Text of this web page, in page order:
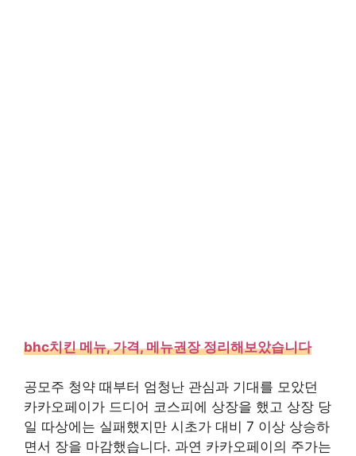
bhc치킨 메뉴, 가격, 메뉴권장 정리해보았습니다
공모주 청약 때부터 엄청난 관심과 기대를 모았던
카카오페이가 드디어 코스피에 상장을 했고 상장 당
일 따상에는 실패했지만 시초가 대비 7 이상 상승하
면서 장을 마감했습니다. 과연 카카오페이의 주가는